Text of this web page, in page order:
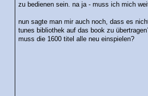
zu bedienen sein. na ja - muss ich mich
nun sagte man mir auch noch, dass es
tunes bibliothek auf das book zu
muss die 1600 titel alle neu einspielen?